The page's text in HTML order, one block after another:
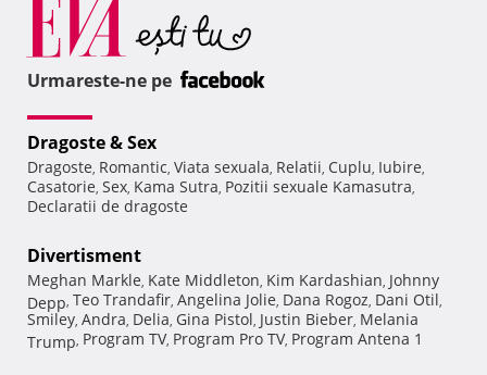
Urmareste-ne pe
Dragoste & Sex
Dragoste, Romantic, Viata sexuala, Relatii, Cuplu, Iubire,
Casatorie, Sex, Kama Sutra, Pozitii sexuale Kamasutra,
Declaratii de dragoste
Divertisment
Meghan Markle, Kate Middleton, Kim Kardashian, Johnny
Depp, Teo Trandafir, Angelina Jolie, Dana Rogoz, Dani Otil,
Smiley, Andra, Delia, Gina Pistol, Justin Bieber, Melania
Trump, Program TV, Program Pro TV, Program Antena 1